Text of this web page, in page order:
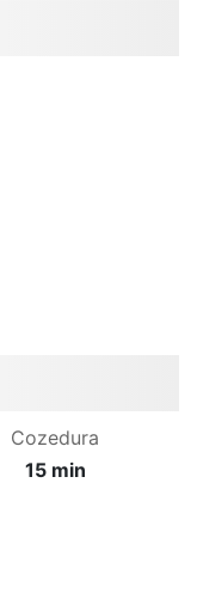
Cozedura
15 min